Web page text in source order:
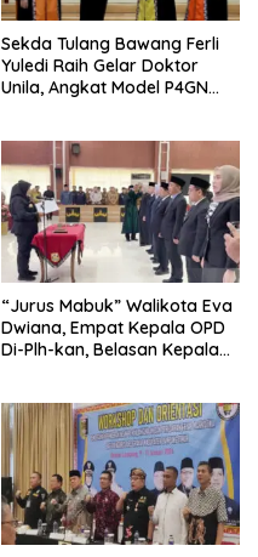
Sekda Tulang Bawang Ferli
Yuledi Raih Gelar Doktor
Unila, Angkat Model P4GN
“Jurus Mabuk” Walikota Eva
Dwiana, Empat Kepala OPD
Di-Plh-kan, Belasan Kepala